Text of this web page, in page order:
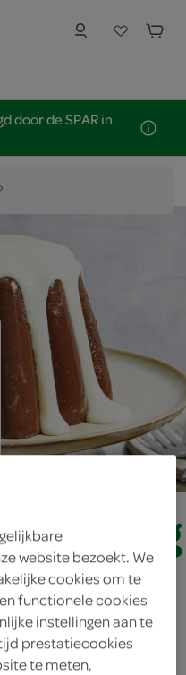
door de SPAR in
website bezoekt. We
cookies om te
functionele cookies
instellingen aan te
prestatiecookies
te meten,